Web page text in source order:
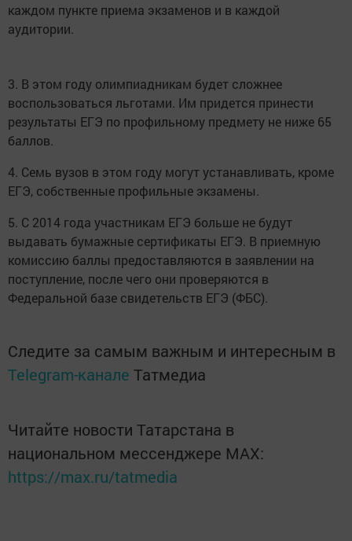
каждом пункте приема экзаменов и в каждой
аудитории.
3. В этом году олимпиадникам будет сложнее
воспользоваться льготами. Им придется принести
результаты ЕГЭ по профильному предмету не ниже 65
баллов.
4. Семь вузов в этом году могут устанавливать, кроме
ЕГЭ, собственные профильные экзамены.
5. С 2014 года участникам ЕГЭ больше не будут
выдавать бумажные сертификаты ЕГЭ. В приемную
комиссию баллы предоставляются в заявлении на
поступление, после чего они проверяются в
Федеральной базе свидетельств ЕГЭ (ФБС).
Следите за самым важным и интересным в
Telegram-канале Татмедиа
Читайте новости Татарстана в
национальном мессенджере MАХ:
https://max.ru/tatmedia